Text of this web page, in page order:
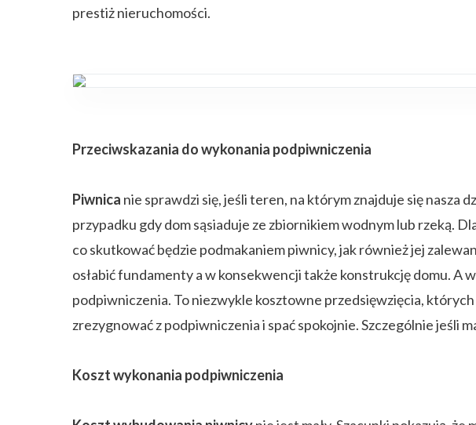
prestiż nieruchomości.
Przeciwskazania do wykonania podpiwniczenia
Piwnica nie sprawdzi się, jeśli teren, na którym znajduje się nasza
przypadku gdy dom sąsiaduje ze zbiornikiem wodnym lub rzeką.
co skutkować będzie podmakaniem piwnicy, jak również jej
osłabić fundamenty a w konsekwencji także konstrukcję domu.
podpiwniczenia. To niezwykle kosztowne przedsięwzięcia,
zrezygnować z podpiwniczenia i spać spokojnie. Szczególnie jeśli
Koszt wykonania podpiwniczenia